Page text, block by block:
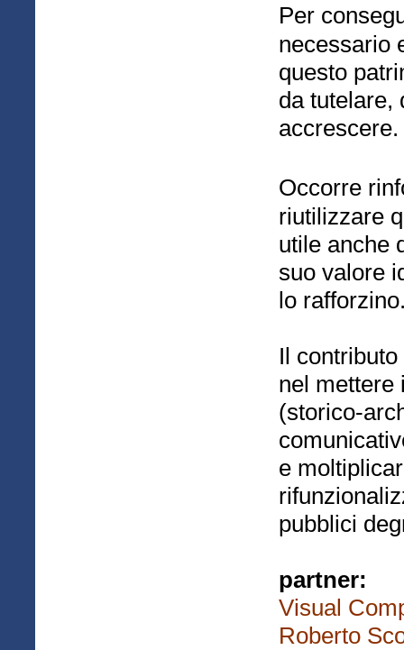
Per
necessario
questo
da tutelare,
accrescere.
Occorre
riutilizzare
utile anche
suo valore
lo
Il
nel mettere
(storico-
e
pubblici
partner:
Visual
Roberto